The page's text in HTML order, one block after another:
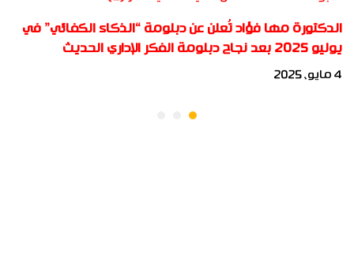
الدكتورة مها فؤاد تُعلن عن دبلومة “الذكاء الكفائي” في
يوليو 2025 بعد نجاح دبلومة الفكر الإداري الحديث
4 مايو، 2025